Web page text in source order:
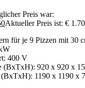
Preis war:
Aktueller Preis ist: €
für je 9 Pizzen mit 30
400 V
(BxTxH): 920 x 920 x
(BxTxH): 1190 x 1190 x